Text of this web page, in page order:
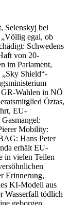
Selenskyj bei
egal, ob
Schwedens
von 20-
im Parlament,
Shield“-
Wahlen in NÖ
Öztas,
EU-
Mobility:
Hans Peter
erhält EU-
in vielen Teilen
Erinnerung,
KI-Modell aus
Wasserfall tödlich
geborgen,